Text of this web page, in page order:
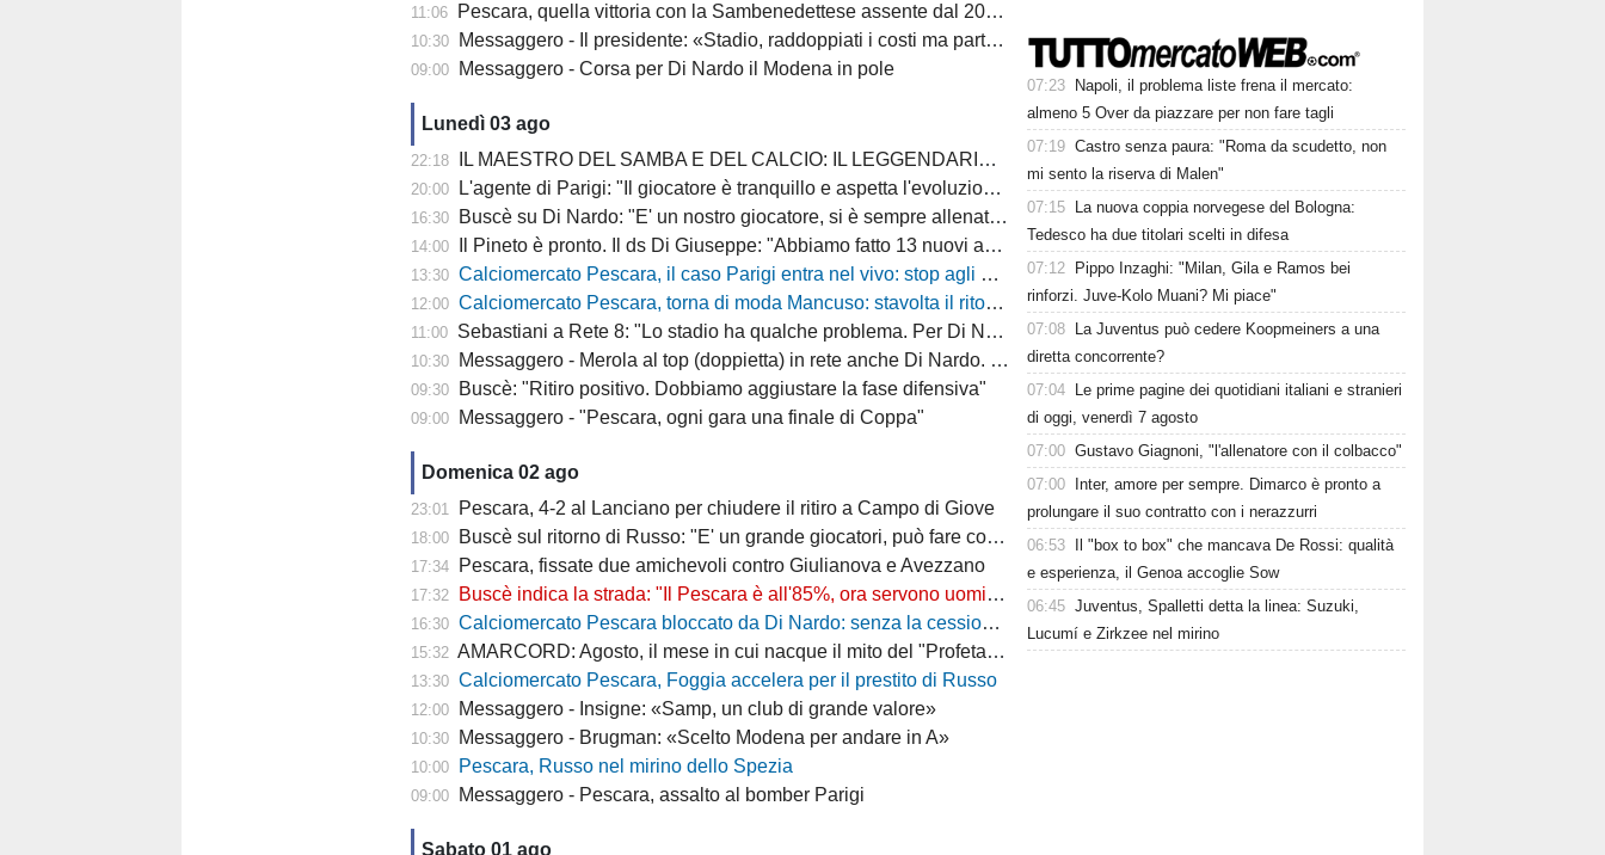
11:06 Pescara, quella vittoria con la Sambenedettese assente dal 2007-08
10:30 Messaggero - Il presidente: «Stadio, raddoppiati i costi ma parte della tribuna ancora chiusa»
09:00 Messaggero - Corsa per Di Nardo il Modena in pole
Lunedì 03 ago
22:18 IL MAESTRO DEL SAMBA E DEL CALCIO: IL LEGGENDARIO PESCARA DI LEO JÚNIOR
20:00 L'agente di Parigi: "Il giocatore è tranquillo e aspetta l'evoluzione del mercato degli attaccanti di C, ci sono situazioni collegate da monitorare"
16:30 Buscè su Di Nardo: "E' un nostro giocatore, si è sempre allenato bene"
14:00 Il Pineto è pronto. Il ds Di Giuseppe: "Abbiamo fatto 13 nuovi acquisti, la rosa è completa"
13:30 Calciomercato Pescara, il caso Parigi entra nel vivo: stop agli allenamenti, cessione sempre più vicina
12:00 Calciomercato Pescara, torna di moda Mancuso: stavolta il ritorno può diventare realtà
11:00 Sebastiani a Rete 8: "Lo stadio ha qualche problema. Per Di Nardo l'offerta deve essere giusta per entrambe le parti, altrimenti resta"
10:30 Messaggero - Merola al top (doppietta) in rete anche Di Nardo. Bene i rossoneri
09:30 Buscè: "Ritiro positivo. Dobbiamo aggiustare la fase difensiva"
09:00 Messaggero - "Pescara, ogni gara una finale di Coppa"
Domenica 02 ago
23:01 Pescara, 4-2 al Lanciano per chiudere il ritiro a Campo di Giove
18:00 Buscè sul ritorno di Russo: "E' un grande giocatori, può fare cose importanti"
17:34 Pescara, fissate due amichevoli contro Giulianova e Avezzano
17:32 Buscè indica la strada: "Il Pescara è all'85%, ora servono uomini che vogliano davvero questa maglia"
16:30 Calciomercato Pescara bloccato da Di Nardo: senza la cessione il Delfino non può completare l’attacco
15:32 AMARCORD: Agosto, il mese in cui nacque il mito del "Profeta" Galeone
13:30 Calciomercato Pescara, Foggia accelera per il prestito di Russo
12:00 Messaggero - Insigne: «Samp, un club di grande valore»
10:30 Messaggero - Brugman: «Scelto Modena per andare in A»
10:00 Pescara, Russo nel mirino dello Spezia
09:00 Messaggero - Pescara, assalto al bomber Parigi
Sabato 01 ago
07:23
Napoli, il problema liste frena il mercato:
almeno 5 Over da piazzare per non fare tagli
07:19 Castro senza paura: "Roma da scudetto, non
mi sento la riserva di Malen"
07:15
La nuova coppia norvegese del Bologna:
Tedesco ha due titolari scelti in difesa
07:12
Pippo Inzaghi: "Milan, Gila e Ramos bei
rinforzi. Juve-Kolo Muani? Mi piace"
07:08
La Juventus può cedere Koopmeiners a una
diretta concorrente?
07:04
Le prime pagine dei quotidiani italiani e stranieri
di oggi, venerdì 7 agosto
07:00 Gustavo Giagnoni, "l'allenatore con il colbacco"
07:00
Inter, amore per sempre. Dimarco è pronto a
prolungare il suo contratto con i nerazzurri
06:53
Il "box to box" che mancava De Rossi: qualità
e esperienza, il Genoa accoglie Sow
06:45 Juventus, Spalletti detta la linea: Suzuki,
Lucumí e Zirkzee nel mirino